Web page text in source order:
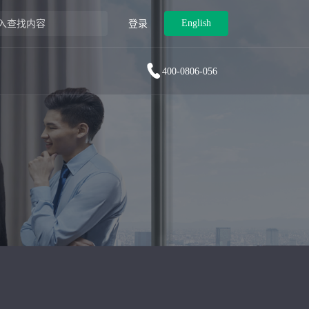
登录 English
400-0806-056